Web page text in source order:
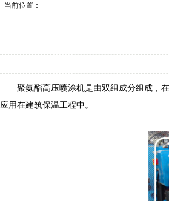
当前位置：
聚氨酯高压喷涂机是由双组成分组成，在
应用在建筑保温工程中。